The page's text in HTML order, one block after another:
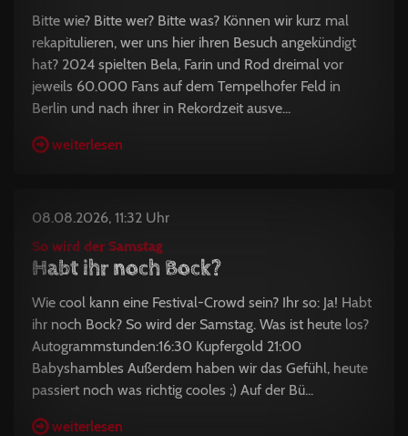
Bitte wie? Bitte wer? Bitte was? Können wir kurz mal
rekapitulieren, wer uns hier ihren Besuch angekündigt
hat? 2024 spielten Bela, Farin und Rod dreimal vor
jeweils 60.000 Fans auf dem Tempelhofer Feld in
Berlin und nach ihrer in Rekordzeit ausve...
weiterlesen
08.08.2026, 11:32 Uhr
So wird der Samstag
Habt ihr noch Bock?
Wie cool kann eine Festival-Crowd sein? Ihr so: Ja! Habt
ihr noch Bock? So wird der Samstag. Was ist heute los?
Autogrammstunden:16:30 Kupfergold 21:00
Babyshambles Außerdem haben wir das Gefühl, heute
passiert noch was richtig cooles ;) Auf der Bü...
weiterlesen